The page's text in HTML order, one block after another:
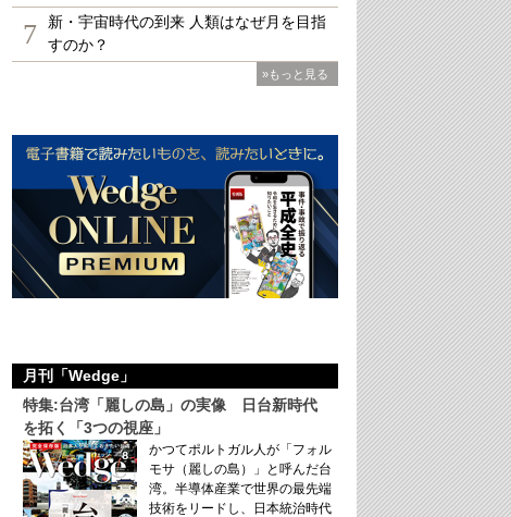
7
新・宇宙時代の到来 人類はなぜ月を目指
すのか？
»もっと見る
月刊「Wedge」
特集:台湾「麗しの島」の実像 日台新時代
を拓く「3つの視座」
かつてポルトガル人が「フォル
モサ（麗しの島）」と呼んだ台
湾。半導体産業で世界の最先端
技術をリードし、日本統治時代